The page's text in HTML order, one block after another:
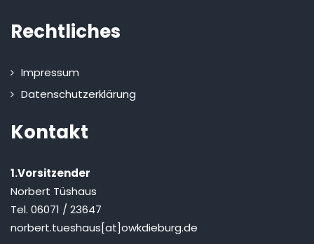
Rechtliches
Impressum
Datenschutzerklärung
Kontakt
1.Vorsitzender
Norbert Tüshaus
Tel. 06071 / 23647
norbert.tueshaus[at]owkdieburg.de